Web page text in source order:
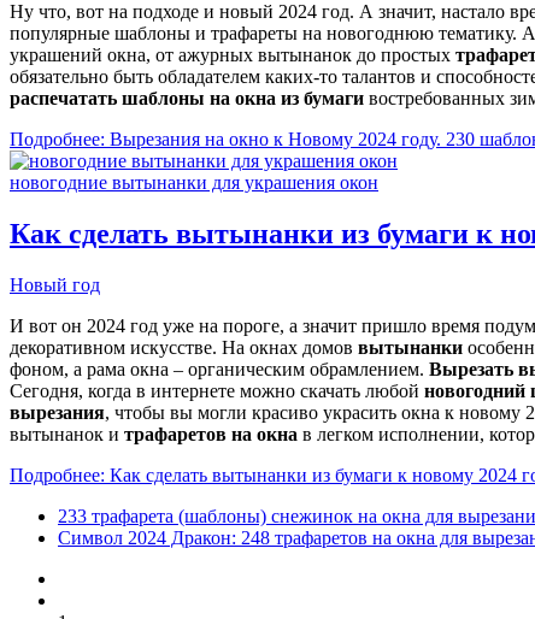
Ну что, вот на подходе и новый 2024 год. А значит, настало
популярные шаблоны и трафареты на новогоднюю тематику.
украшений окна, от ажурных вытынанок до простых
обязательно быть обладателем каких-то талантов и
распечатать шаблоны на окна из бумаги востребованных
Подробнее: Вырезания на окно к Новому 2024 году. 230
новогодние вытынанки для украшения окон
Как сделать вытынанки из бумаги к
Новый год
И вот он 2024 год уже на пороге, а значит пришло время
декоративном искусстве. На окнах домов вытынанки
фоном, а рама окна – органическим обрамлением. Вырезать
Сегодня, когда в интернете можно скачать любой
вырезания, чтобы вы могли красиво украсить окна к новому
вытынанок и трафаретов на окна в легком исполнении,
Подробнее: Как сделать вытынанки из бумаги к новому 2024
233 трафарета (шаблоны) снежинок на окна для
Символ 2024 Дракон: 248 трафаретов на окна для